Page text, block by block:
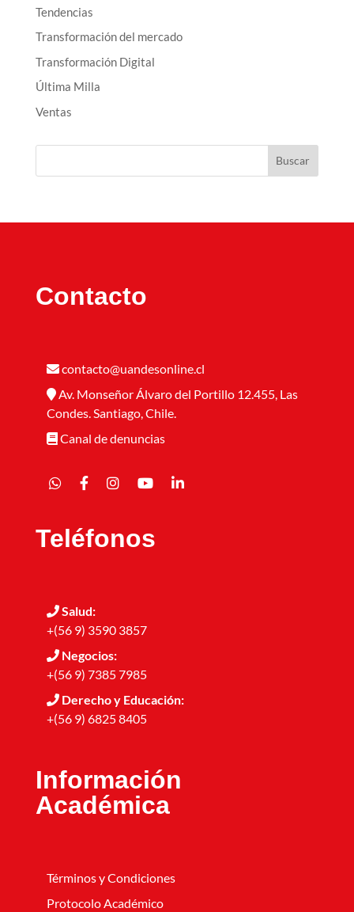
Tendencias
Transformación del mercado
Transformación Digital
Última Milla
Ventas
Buscar
Contacto
contacto@uandesonline.cl
Av. Monseñor Álvaro del Portillo 12.455, Las
Condes. Santiago, Chile.
Canal de denuncias
Teléfonos
Salud:
+(56 9) 3590 3857
Negocios:
+(56 9) 7385 7985
Derecho y Educación:
+(56 9) 6825 8405
Información
Académica
Términos y Condiciones
Protocolo Académico